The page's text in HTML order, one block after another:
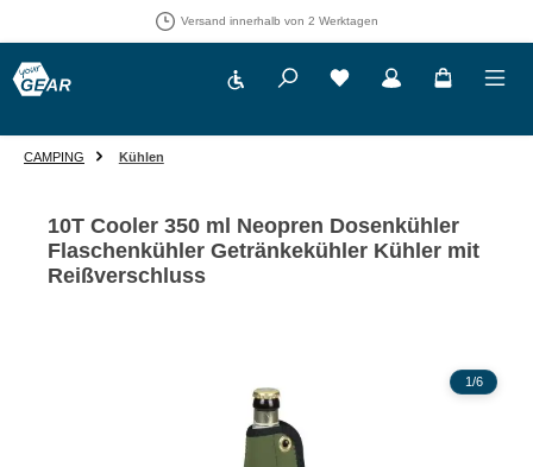
Versand innerhalb von 2 Werktagen
Werkzeugleiste anzeigenDu hast 0 Produkte auf
CAMPING Kühlen
10T Cooler 350 ml Neopren Dosenkühler
Flaschenkühler Getränkekühler Kühler mit
Reißverschluss
1/6